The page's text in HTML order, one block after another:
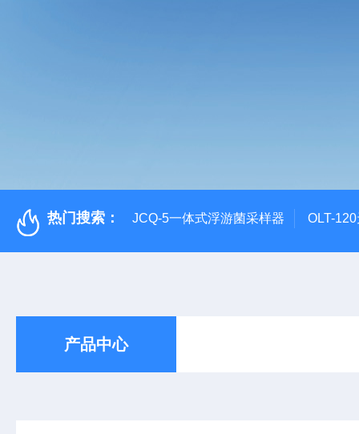
热门搜索： JCQ-5一体式浮游菌采样器 OLT-
产品中心